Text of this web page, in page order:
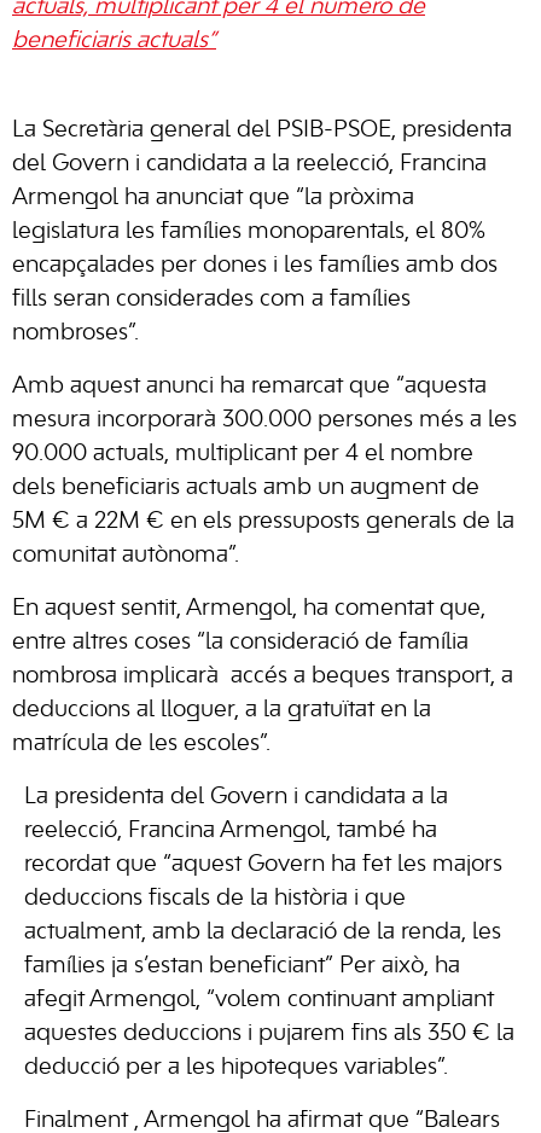
actuals, multiplicant per 4 el número de
beneficiaris actuals”
La Secretària general del PSIB-PSOE, presidenta
del Govern i candidata a la reelecció, Francina
Armengol ha anunciat que “la pròxima
legislatura les famílies monoparentals, el 80%
encapçalades per dones i les famílies amb dos
fills seran considerades com a famílies
nombroses”.
Amb aquest anunci ha remarcat que “aquesta
mesura incorporarà 300.000 persones més a les
90.000 actuals, multiplicant per 4 el nombre
dels beneficiaris actuals amb un augment de
5M € a 22M € en els pressuposts generals de la
comunitat autònoma”.
En aquest sentit, Armengol, ha comentat que,
entre altres coses “la consideració de família
nombrosa implicarà accés a beques transport, a
deduccions al lloguer, a la gratuïtat en la
matrícula de les escoles”.
La presidenta del Govern i candidata a la
reelecció, Francina Armengol, també ha
recordat que “aquest Govern ha fet les majors
deduccions fiscals de la història i que
actualment, amb la declaració de la renda, les
famílies ja s’estan beneficiant” Per això, ha
afegit Armengol, “volem continuant ampliant
aquestes deduccions i pujarem fins als 350 € la
deducció per a les hipoteques variables”.
Finalment , Armengol ha afirmat que “Balears